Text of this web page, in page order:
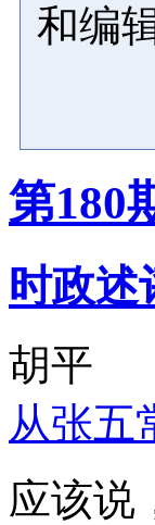
和编
第180
时政述
胡平
从张五
应该说